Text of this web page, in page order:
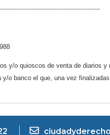
y/o quioscos de venta de diarios
y/o banco el que, una vez